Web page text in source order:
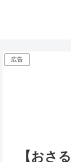
広告
【おさ